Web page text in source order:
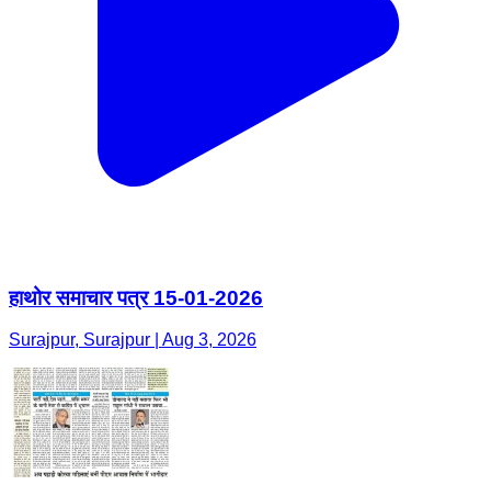
हाथोर समाचार पत्र 15-01-2026
Surajpur, Surajpur | Aug 3, 2026